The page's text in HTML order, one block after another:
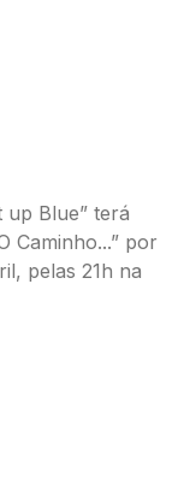
up Blue” terá
Caminho...” por
pelas 21h na